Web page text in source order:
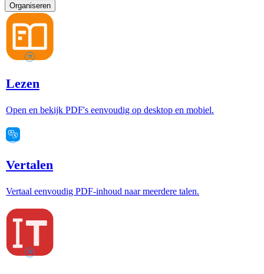
Organiseren
Lezen
Open en bekijk PDF's eenvoudig op desktop en mobiel.
Vertalen
Vertaal eenvoudig PDF-inhoud naar meerdere talen.